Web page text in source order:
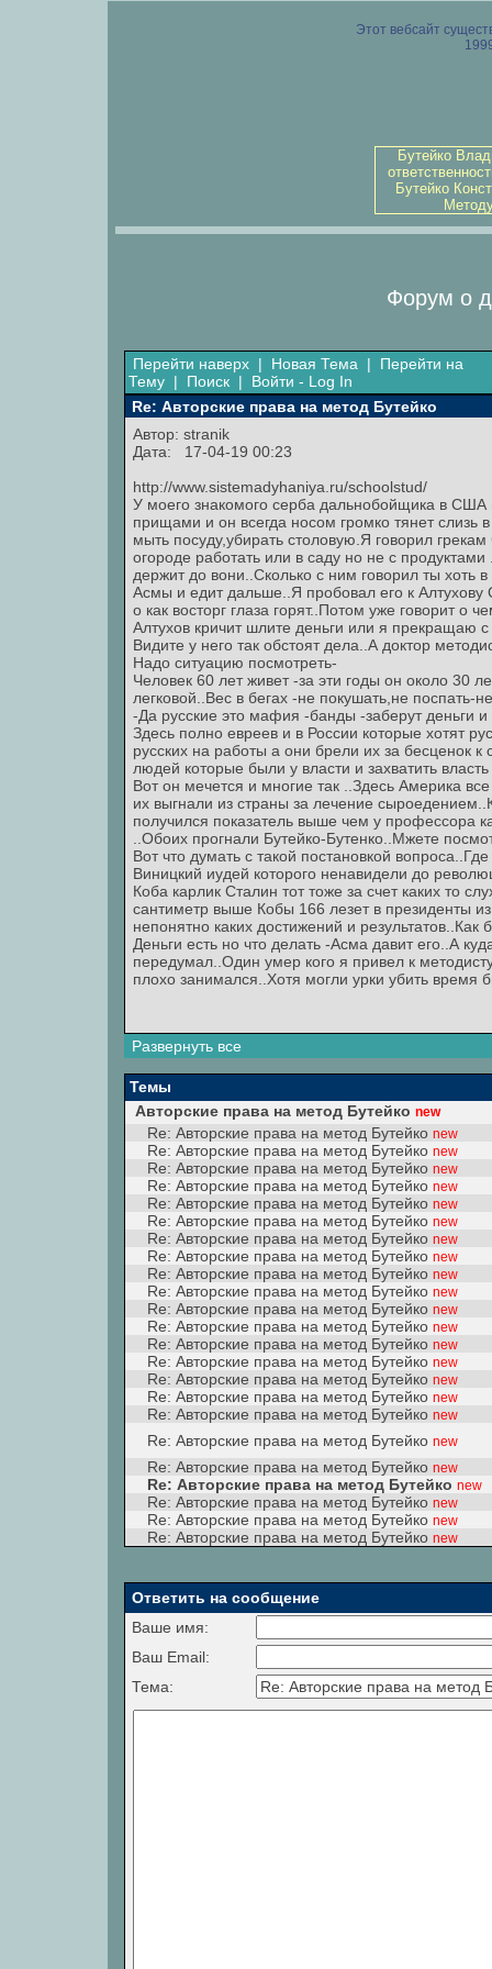
Этот вебсайт
Бутейко
Бутейко
Форум о
Перейти наверх | Новая Тема | Перейти на
Тему | Поиск | Войти - Log In
Re: Авторские права на метод Бутейко
Автор: stranik
Дата: 17-04-19 00:23
http://www.sistemadyhaniya.ru/schoolstud/
У моего знакомого серба дальнобойщика в
прищами и он всегда носом громко тянет слизь
мыть посуду,убирать столовую.Я говорил
огороде работать или в саду но не с
держит до вони..Сколько с ним говорил ты хоть
Асмы и едит дальше..Я пробовал его к
о как восторг глаза горят..Потом уже говорит о
Алтухов кричит шлите деньги или я прекращаю
Видите у него так обстоят дела..А доктор
Надо ситуацию посмотреть-
Человек 60 лет живет -за эти годы он около 30
легковой..Вес в бегах -не покушать,не
-Да русские это мафия -банды -заберут деньги и
Здесь полно евреев и в России которые хотят
русских на работы а они брели их за бесценок
людей которые были у власти и захватить
Вот он мечется и многие так ..Здесь Америка
их выгнали из страны за лечение
получился показатель выше чем у профессора
..Обоих прогнали Бутейко-Бутенко..Мжете
Вот что думать с такой постановкой
Виницкий иудей которого ненавидели до
Коба карлик Сталин тот тоже за счет каких то
сантиметр выше Кобы 166 лезет в президенты
непонятно каких достижений и результатов..Как
Деньги есть но что делать -Асма давит его..А
передумал..Один умер кого я привел к
плохо занимался..Хотя могли урки убить время
Развернуть все
Темы
Авторские права на метод Бутейко new
Re: Авторские права на метод Бутейко new
Re: Авторские права на метод Бутейко new
Re: Авторские права на метод Бутейко new
Re: Авторские права на метод Бутейко new
Re: Авторские права на метод Бутейко new
Re: Авторские права на метод Бутейко new
Re: Авторские права на метод Бутейко new
Re: Авторские права на метод Бутейко new
Re: Авторские права на метод Бутейко new
Re: Авторские права на метод Бутейко new
Re: Авторские права на метод Бутейко new
Re: Авторские права на метод Бутейко new
Re: Авторские права на метод Бутейко new
Re: Авторские права на метод Бутейко new
Re: Авторские права на метод Бутейко new
Re: Авторские права на метод Бутейко new
Re: Авторские права на метод Бутейко new
Re: Авторские права на метод Бутейко new
Re: Авторские права на метод Бутейко new
Re: Авторские права на метод Бутейко new
Re: Авторские права на метод Бутейко new
Re: Авторские права на метод Бутейко new
Re: Авторские права на метод Бутейко new
Ответить на сообщение
Ваше имя:
Ваш Email:
Тема: